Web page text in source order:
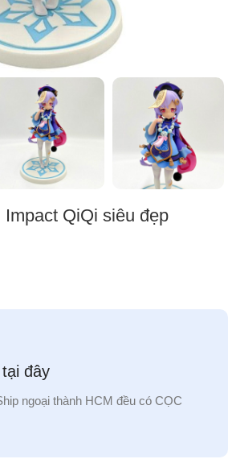
to
QiQi siêu đẹp
đây
ngoại thành HCM đều có CỌC